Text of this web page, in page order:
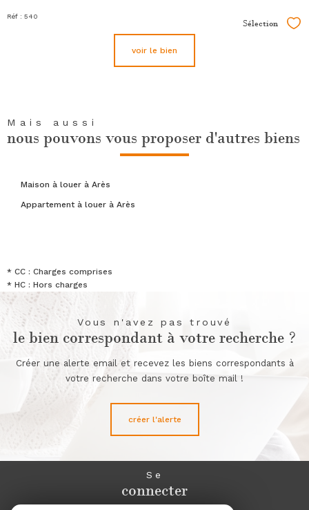
Réf : 540
Sélection
voir le bien
Mais aussi
nous pouvons vous proposer d'autres biens
Maison à louer à Arès
Appartement à louer à Arès
* CC : Charges comprises
* HC : Hors charges
Vous n'avez pas trouvé
le bien correspondant à votre recherche ?
Créer une alerte email et recevez les biens correspondants à
votre recherche dans votre boîte mail !
créer l'alerte
Se
connecter